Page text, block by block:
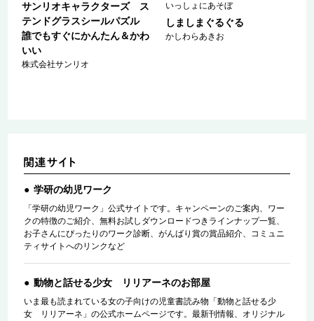
サンリオキャラクターズ ス
テンドグラスシールパズル
誰でもすぐにかんたん＆かわ
いい
株式会社サンリオ
いっしょにあそぼ
しましまぐるぐる
かしわらあきお
学研の幼児ワーク
「学研の幼児ワーク」公式サイトです。キャンペーンのご案内、ワー
クの特徴のご紹介、無料お試しダウンロードつきラインナップ一覧、
お子さんにぴったりのワーク診断、がんばり賞の賞品紹介、コミュニ
ティサイトへのリンクなど
動物と話せる少女 リリアーネのお部屋
いま最も読まれている女の子向けの児童書読み物「動物と話せる少
女 リリアーネ」の公式ホームページです。最新刊情報、オリジナル